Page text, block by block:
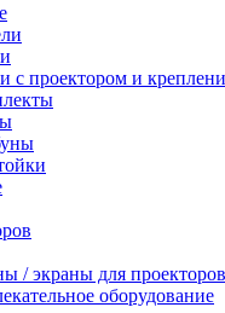
с проектором и
/ экраны для проекторов
оборудование